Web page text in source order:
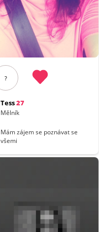
?
Tess27
Mělník
Mám zájem se poznávat se
všemi